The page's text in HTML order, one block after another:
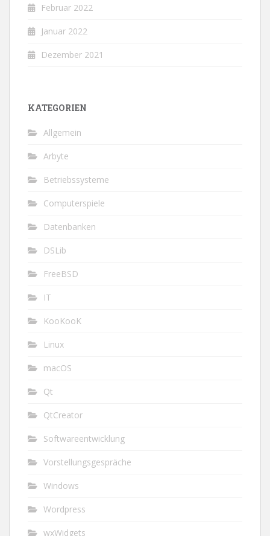
Februar 2022
Januar 2022
Dezember 2021
KATEGORIEN
Allgemein
Arbyte
Betriebssysteme
Computerspiele
Datenbanken
DSLib
FreeBSD
IT
KooKooK
Linux
macOS
Qt
QtCreator
Softwareentwicklung
Vorstellungsgespräche
Windows
Wordpress
wxWidgets